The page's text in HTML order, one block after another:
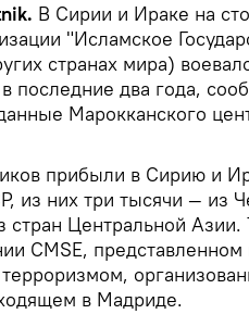
В Сирии и Ираке на
"Исламское
странах мира)
последние два года,
Марокканского
прибыли в Сирию и
из них три тысячи — из
стран Центральной Азии.
CMSE,
в Мадриде.